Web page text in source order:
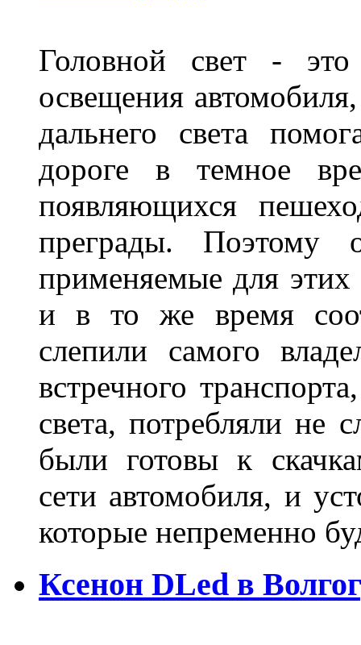
Головной свет -
освещения
дальнего света
дороге в темное
появляющихся
преграды. Поэтому
применяемые для
и в то же время
слепили самого
встречного
света, потребляли не
были готовы к
сети автомобиля, и
которые непременно
Ксенон DLed в